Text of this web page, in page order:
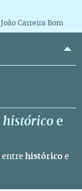
João Carreira Bom
histórico e
entre histórico e